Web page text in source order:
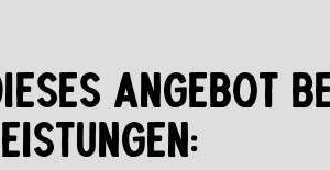
ANGEBOT